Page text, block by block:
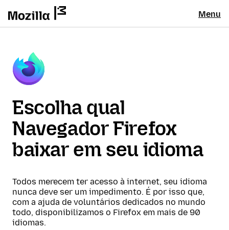
Menu
Escolha qual
Navegador Firefox
baixar em seu idioma
Todos merecem ter acesso à internet, seu idioma
nunca deve ser um impedimento. É por isso que,
com a ajuda de voluntários dedicados no mundo
todo, disponibilizamos o Firefox em mais de 90
idiomas.